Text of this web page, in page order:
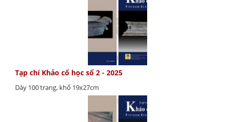
Tạp chí Khảo cổ học số 2 - 2025
Dày 100 trang, khổ 19x27cm